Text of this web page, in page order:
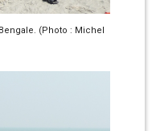
(Photo : Michel